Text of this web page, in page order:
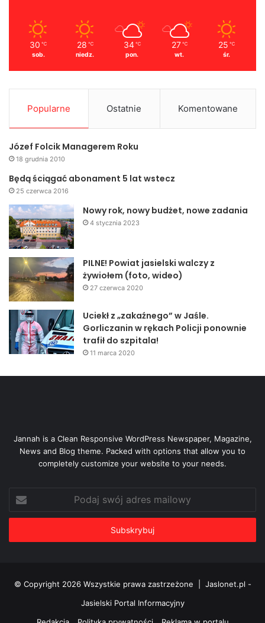
30 ℃
sob.
28 ℃
niedz.
34 ℃
pon.
27 ℃
wt.
25 ℃
śr.
Popularne Ostatnie Komentowane
Józef Folcik Managerem Roku
18 grudnia 2010
Będą ściągać abonament 5 lat wstecz
25 czerwca 2016
Nowy rok, nowy budżet, nowe zadania
4 stycznia 2023
PILNE! Powiat jasielski walczy z
żywiołem (foto, wideo)
27 czerwca 2020
Uciekł z „zakaźnego” w Jaśle.
Gorliczanin w rękach Policji ponownie
trafił do szpitala!
11 marca 2020
Jannah is a Clean Responsive WordPress Newspaper, Magazine,
News and Blog theme. Packed with options that allow you to
completely customize your website to your needs.
swój
adres
© Copyright 2026 Wszystkie prawa zastrzeżone | Jaslonet.pl -
Jasielski Portal Informacyjny